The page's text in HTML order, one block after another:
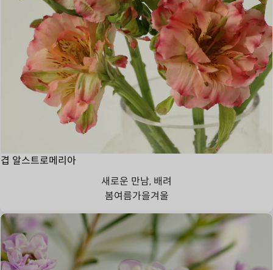
겹 알스트로메리아
새로운 만남, 배려
봄여름가을겨울